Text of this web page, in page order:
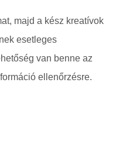
majd a kész kreatívok
esetleges
van benne az
ellenőrzésre.